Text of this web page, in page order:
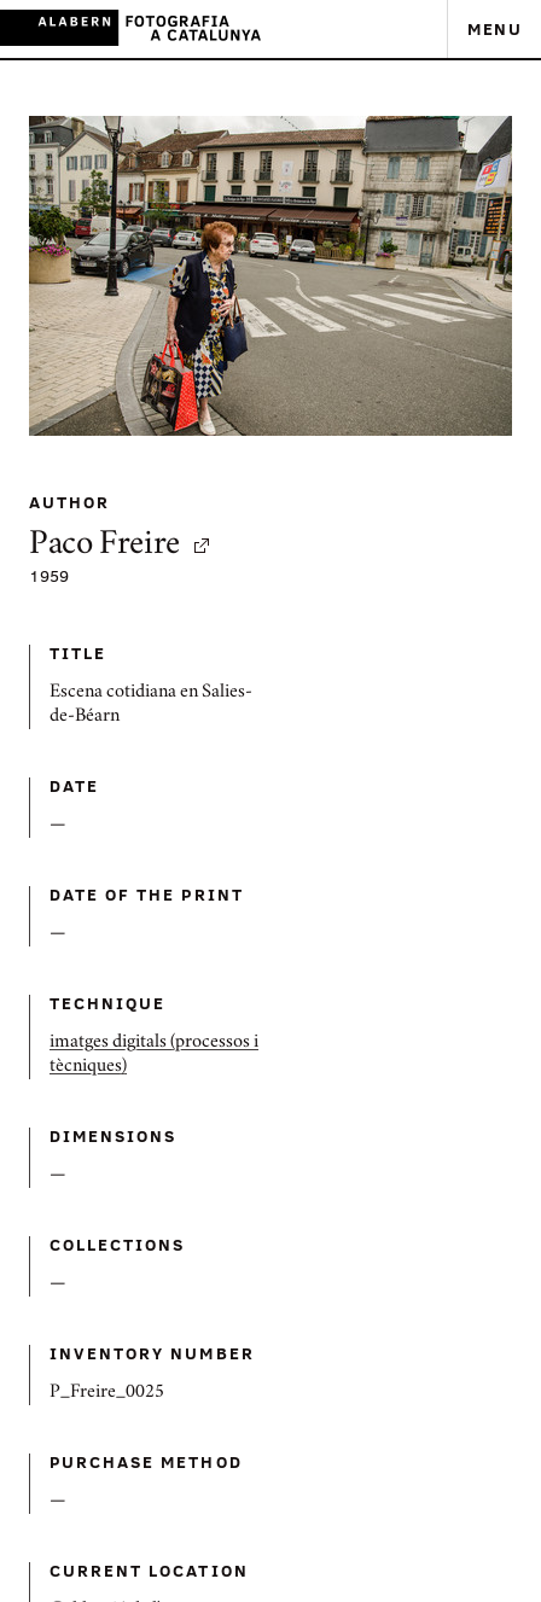
MENU
AUTHOR
Paco Freire
1959
TITLE
Escena cotidiana en Salies-
de-Béarn
DATE
—
DATE OF THE PRINT
—
TECHNIQUE
imatges digitals (processos i
tècniques)
DIMENSIONS
—
COLLECTIONS
—
INVENTORY NUMBER
P_Freire_0025
PURCHASE METHOD
—
CURRENT LOCATION